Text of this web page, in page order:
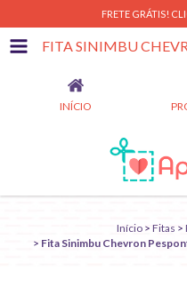
FRETE GRÁTIS!
INÍCIO
Início > Fitas >
> Fita Sinimbu Chevron